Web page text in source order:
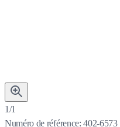
1/1
Numéro de référence: 402-6573